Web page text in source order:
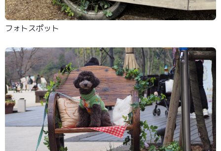
フォトスポット